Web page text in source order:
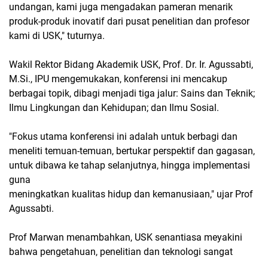
undangan, kami juga mengadakan pameran menarik
produk-produk inovatif dari pusat penelitian dan profesor
kami di USK," tuturnya.
Wakil Rektor Bidang Akademik USK, Prof. Dr. Ir. Agussabti,
M.Si., IPU mengemukakan, konferensi ini mencakup
berbagai topik, dibagi menjadi tiga jalur: Sains dan Teknik;
Ilmu Lingkungan dan Kehidupan; dan Ilmu Sosial.
"Fokus utama konferensi ini adalah untuk berbagi dan
meneliti temuan-temuan, bertukar perspektif dan gagasan,
untuk dibawa ke tahap selanjutnya, hingga implementasi
guna
meningkatkan kualitas hidup dan kemanusiaan," ujar Prof
Agussabti.
Prof Marwan menambahkan, USK senantiasa meyakini
bahwa pengetahuan, penelitian dan teknologi sangat